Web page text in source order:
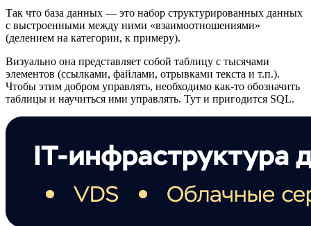
Так что база данных — это набор структурированных данных
с выстроенными между ними «взаимоотношениями»
(делением на категории, к примеру).
Визуально она представляет собой таблицу с тысячами
элементов (ссылками, файлами, отрывками текста и т.п.).
Чтобы этим добром управлять, необходимо как-то обозначить
таблицы и научиться ими управлять. Тут и пригодится SQL.